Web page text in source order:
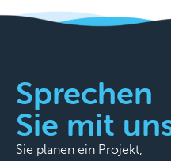
Sprechen
Sie mit
Sie planen ein Projekt,